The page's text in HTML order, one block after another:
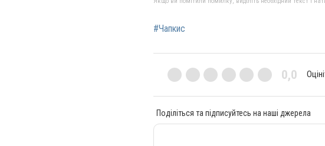
#Чапкис
0,0
Поділіться та підписуйтесь на наші джерела